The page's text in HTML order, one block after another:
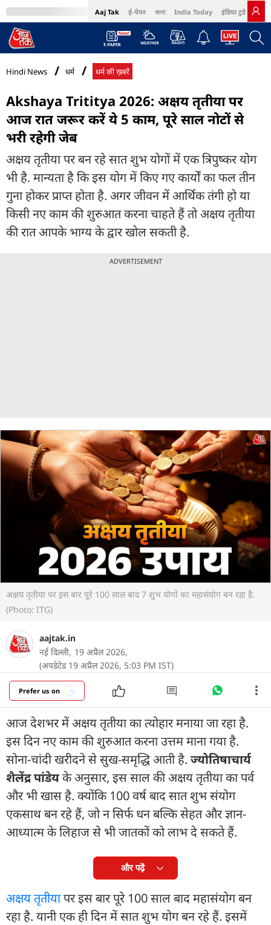
Aaj Tak ई-पेपर বাংলা India Today इंडिया टुडे हिंदी
MumbaiTak Cosmopolitan Harper's Bazaar Northeast
Hindi News धर्म धर्म की ख़बरें
Akshaya Trititya 2026: अक्षय तृतीया पर
आज रात जरूर करें ये 5 काम, पूरे साल नोटों से
भरी रहेगी जेब
अक्षय तृतीया पर बन रहे सात शुभ योगों में एक त्रिपुष्कर योग
भी है. मान्यता है कि इस योग में किए गए कार्यों का फल तीन
गुना होकर प्राप्त होता है. अगर जीवन में आर्थिक तंगी हो या
किसी नए काम की शुरुआत करना चाहते हैं तो अक्षय तृतीया
की रात आपके भाग्य के द्वार खोल सकती है.
ADVERTISEMENT
अक्षय तृतीया पर इस बार पूरे 100 साल बाद 7 शुभ योगों का महासंयोग बन रहा है.
(Photo: ITG)
aajtak.in
नई दिल्ली, 19 अप्रैल 2026,
(अपडेटेड 19 अप्रैल 2026, 5:03 PM IST)
Prefer us on
आज देशभर में अक्षय तृतीया का त्योहार मनाया जा रहा है.
इस दिन नए काम की शुरुआत करना उत्तम माना गया है.
सोना-चांदी खरीदने से सुख-समृद्धि आती है. ज्योतिषाचार्य
शैलेंद्र पांडेयके अनुसार, इस साल की अक्षय तृतीया का पर्व
और भी खास है. क्योंकि 100 वर्ष बाद सात शुभ संयोग
एकसाथ बन रहे हैं, जो न सिर्फ धन बल्कि सेहत और ज्ञान-
आध्यात्म के लिहाज से भी जातकों को लाभ दे सकते हैं.
और पढ़ें
अक्षय तृतीयापर इस बार पूरे 100 साल बाद महासंयोग बन
रहा है. यानी एक ही दिन में सात शुभ योग बन रहे हैं. इसमें